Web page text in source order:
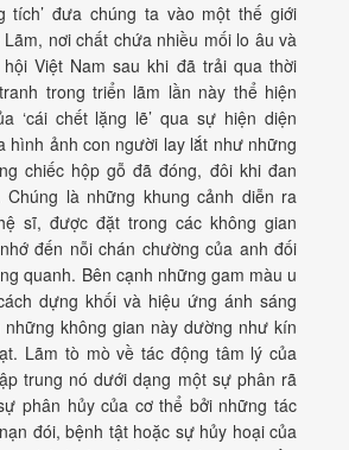
tích’ đưa chúng ta vào một thế giới
nơi chất chứa nhiều mối lo âu và
Việt Nam sau khi đã trải qua thời
trong triển lãm lần này thể hiện
‘cái chết lặng lẽ’ qua sự hiện diện
hình ảnh con người lay lắt như những
chiếc hộp gỗ đã đóng, đôi khi đan
là những khung cảnh diễn ra
sĩ, được đặt trong các không gian
đến nỗi chán chường của anh đối
quanh. Bên cạnh những gam màu u
dựng khối và hiệu ứng ánh sáng
không gian này dường như kín
Lãm tò mò về tác động tâm lý của
trung nó dưới dạng một sự phân rã
phân hủy của cơ thể bởi những tác
đói, bệnh tật hoặc sự hủy hoại của